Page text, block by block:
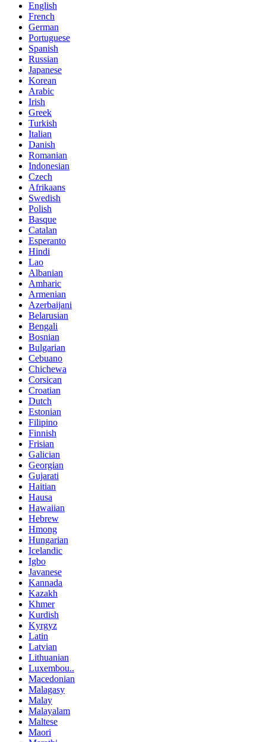
English
French
German
Portuguese
Spanish
Russian
Japanese
Korean
Arabic
Irish
Greek
Turkish
Italian
Danish
Romanian
Indonesian
Czech
Afrikaans
Swedish
Polish
Basque
Catalan
Esperanto
Hindi
Lao
Albanian
Amharic
Armenian
Azerbaijani
Belarusian
Bengali
Bosnian
Bulgarian
Cebuano
Chichewa
Corsican
Croatian
Dutch
Estonian
Filipino
Finnish
Frisian
Galician
Georgian
Gujarati
Haitian
Hausa
Hawaiian
Hebrew
Hmong
Hungarian
Icelandic
Igbo
Javanese
Kannada
Kazakh
Khmer
Kurdish
Kyrgyz
Latin
Latvian
Lithuanian
Luxembou..
Macedonian
Malagasy
Malay
Malayalam
Maltese
Maori